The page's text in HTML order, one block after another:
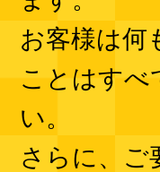
お客様は何
ことはすべ
い。
さらに、ご